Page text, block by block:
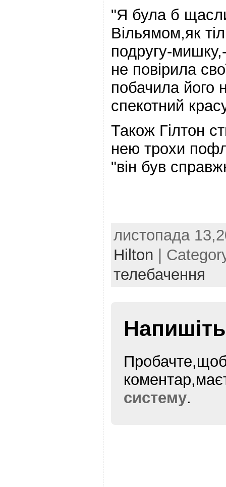
"Я була б
Вільямом,як
подругу-
не повірила
побачила його
спекотний
Також Гілтон
нею трохи
"він був
листопада
Hilton |
телебачення
Напишіть
систему.